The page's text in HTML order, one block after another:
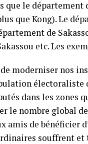
que le département
que Kong). Le
de
etc. Les
moderniser nos
dans les zones
le nombre global de
de bénéficier
souffrent